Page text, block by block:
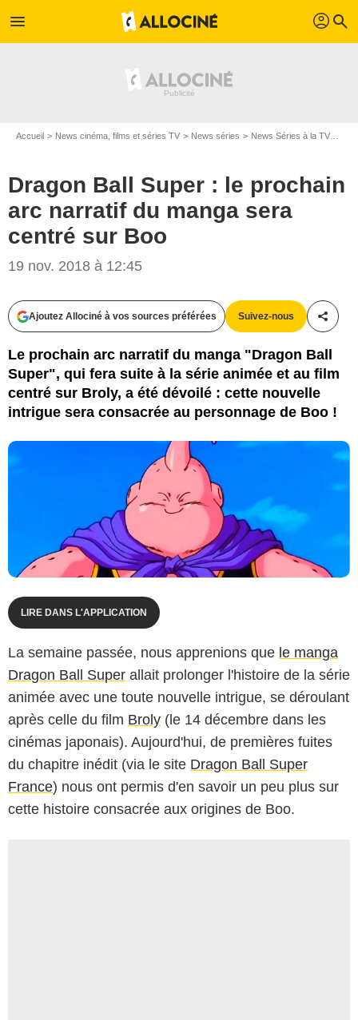
menu profil search
Accueil News cinéma, films et séries TV News séries News Séries à la TV
Dragon Ball Super : le prochain
arc narratif du manga sera
centré sur Boo
19 nov. 2018 à 12:45
Ajoutez Allociné à vos sources préférées Suivez-nous
Le prochain arc narratif du manga "Dragon Ball
Super", qui fera suite à la série animée et au film
centré sur Broly, a été dévoilé : cette nouvelle
intrigue sera consacrée au personnage de Boo !
Tôei Animation Company
LIRE DANS L'APPLICATION
La semaine passée, nous apprenions que le manga
Dragon Ball Super allait prolonger l'histoire de la série
animée avec une toute nouvelle intrigue, se déroulant
après celle du film Broly (le 14 décembre dans les
cinémas japonais). Aujourd'hui, de premières fuites
du chapitre inédit (via le site Dragon Ball Super
France) nous ont permis d'en savoir un peu plus sur
cette histoire consacrée aux origines de Boo.